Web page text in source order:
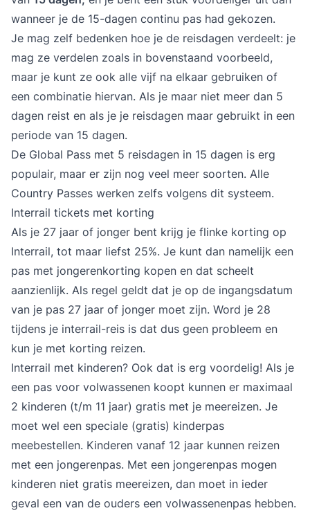
wanneer je de 15-dagen continu pas had gekozen.
Je mag zelf bedenken hoe je de reisdagen verdeelt: je
mag ze verdelen zoals in bovenstaand voorbeeld,
maar je kunt ze ook alle vijf na elkaar gebruiken of
een combinatie hiervan. Als je maar niet meer dan 5
dagen reist en als je je reisdagen maar gebruikt in een
periode van 15 dagen.
De Global Pass met 5 reisdagen in 15 dagen is erg
populair, maar er zijn nog veel meer soorten. Alle
Country Passes werken zelfs volgens dit systeem.
Interrail tickets met korting
Als je 27 jaar of jonger bent krijg je flinke korting op
Interrail, tot maar liefst 25%. Je kunt dan namelijk een
pas met jongerenkorting kopen en dat scheelt
aanzienlijk. Als regel geldt dat je op de ingangsdatum
van je pas 27 jaar of jonger moet zijn. Word je 28
tijdens je interrail-reis is dat dus geen probleem en
kun je met korting reizen.
Interrail met kinderen? Ook dat is erg voordelig! Als je
een pas voor volwassenen koopt kunnen er maximaal
2 kinderen (t/m 11 jaar) gratis met je meereizen. Je
moet wel een speciale (gratis) kinderpas
meebestellen. Kinderen vanaf 12 jaar kunnen reizen
met een jongerenpas. Met een jongerenpas mogen
kinderen niet gratis meereizen, dan moet in ieder
geval een van de ouders een volwassenenpas hebben.